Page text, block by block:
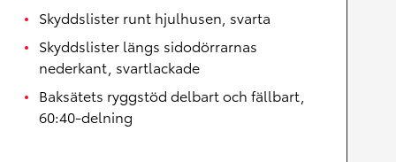
Skyddslister runt hjulhusen, svarta
Skyddslister längs sidodörrarnas
nederkant, svartlackade
Baksätets ryggstöd delbart och fällbart,
60:40-delning